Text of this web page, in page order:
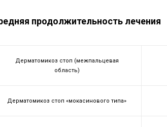
продолжительность лечения
Дерматомикоз стоп (межпальцевая
область)
Дерматомикоз стоп «мокасинового типа»